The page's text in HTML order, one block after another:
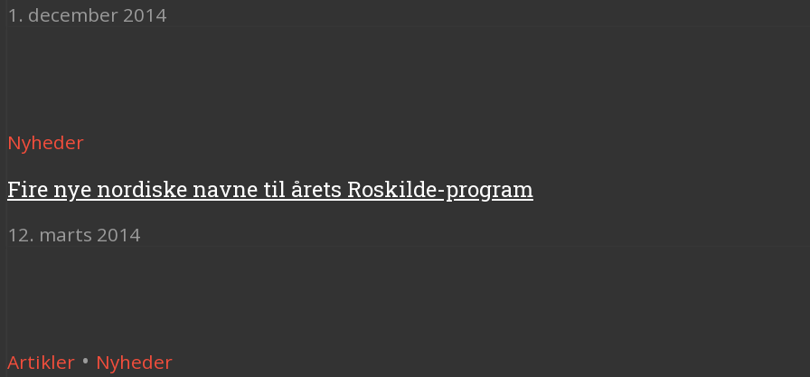
1. december 2014
Nyheder
Fire nye nordiske navne til årets Roskilde-program
12. marts 2014
Artikler • Nyheder